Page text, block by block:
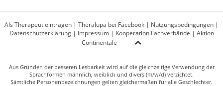
Als Therapeut eintragen | Theralupa bei Facebook | Nutzungsbedingungen |
Datenschutzerklärung| Impressum| Kooperation Fachverbände | Aktion
Continentale
Aus Gründen der besseren Lesbarkeit wird auf die gleichzeitige Verwendung der
Sprachformen männlich, weiblich und divers (m/w/d) verzichtet.
Sämtliche Personenbezeichnungen gelten gleichermaßen für alle Geschlechter.